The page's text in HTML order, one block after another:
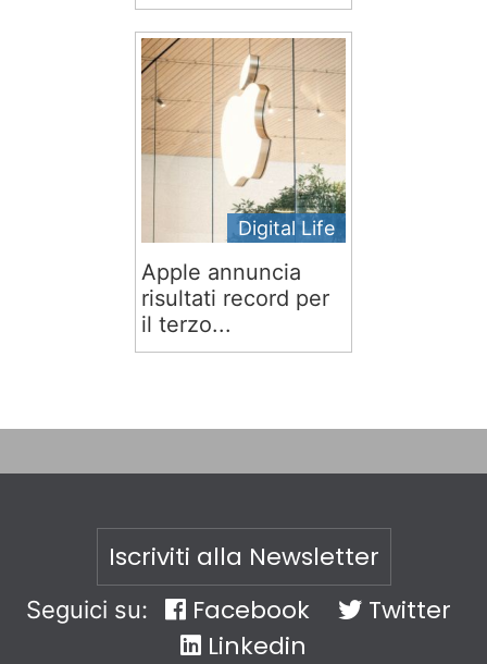
Digital Life
Apple annuncia
risultati record per
il terzo...
Iscriviti alla Newsletter
Seguici su: Facebook
Twitter
Linkedin